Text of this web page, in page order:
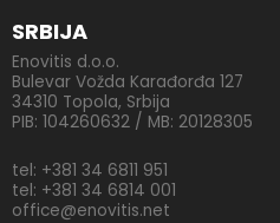
SRBIJA
Enovitis d.o.o.
Bulevar Vožda Karađorđa 127
34310 Topola, Srbija
PIB: 104260632 / MB: 20128305
tel: +381 34 6811 951
tel: +381 34 6814 001
office@enovitis.net